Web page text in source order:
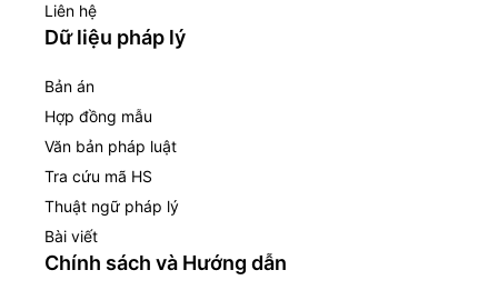
Liên hệ
Dữ liệu pháp lý
Bản án
Hợp đồng mẫu
Văn bản pháp luật
Tra cứu mã HS
Thuật ngữ pháp lý
Bài viết
Chính sách và Hướng dẫn